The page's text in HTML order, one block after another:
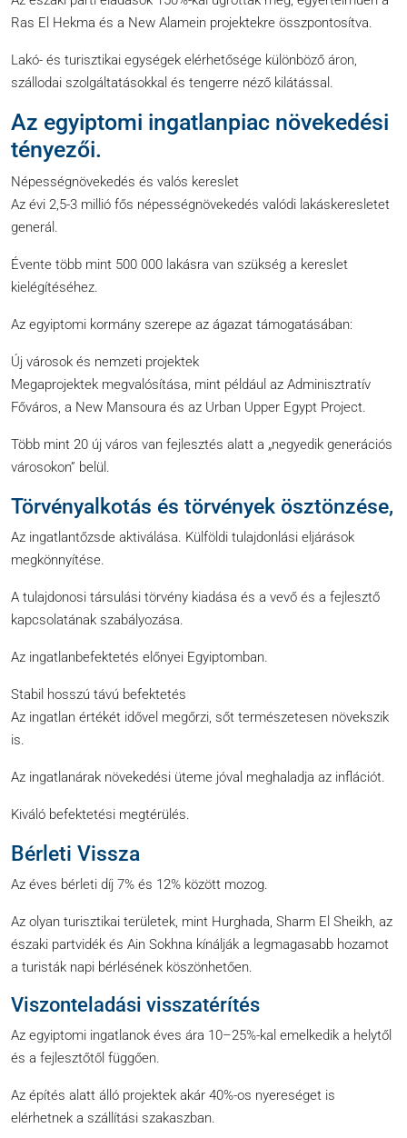
Ras El Hekma és a New Alamein projektekre összpontosítva.
Lakó- és turisztikai egységek elérhetősége különböző áron,
szállodai szolgáltatásokkal és tengerre néző kilátással.
Az egyiptomi ingatlanpiac növekedési
tényezői.
Népességnövekedés és valós kereslet
Az évi 2,5-3 millió fős népességnövekedés valódi lakáskeresletet
generál.
Évente több mint 500 000 lakásra van szükség a kereslet
kielégítéséhez.
Az egyiptomi kormány szerepe az ágazat támogatásában:
Új városok és nemzeti projektek
Megaprojektek megvalósítása, mint például az Adminisztratív
Főváros, a New Mansoura és az Urban Upper Egypt Project.
Több mint 20 új város van fejlesztés alatt a „negyedik generációs
városokon” belül.
Törvényalkotás és törvények ösztönzése,
Az ingatlantőzsde aktiválása. Külföldi tulajdonlási eljárások
megkönnyítése.
A tulajdonosi társulási törvény kiadása és a vevő és a fejlesztő
kapcsolatának szabályozása.
Az ingatlanbefektetés előnyei Egyiptomban.
Stabil hosszú távú befektetés
Az ingatlan értékét idővel megőrzi, sőt természetesen növekszik
is.
Az ingatlanárak növekedési üteme jóval meghaladja az inflációt.
Kiváló befektetési megtérülés.
Bérleti Vissza
Az éves bérleti díj 7% és 12% között mozog.
Az olyan turisztikai területek, mint Hurghada, Sharm El Sheikh, az
északi partvidék és Ain Sokhna kínálják a legmagasabb hozamot
a turisták napi bérlésének köszönhetően.
Viszonteladási visszatérítés
Az egyiptomi ingatlanok éves ára 10–25%-kal emelkedik a helytől
és a fejlesztőtől függően.
Az építés alatt álló projektek akár 40%-os nyereséget is
elérhetnek a szállítási szakaszban.